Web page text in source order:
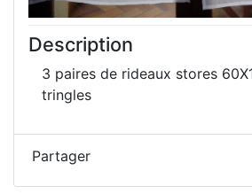
Description
3 paires de rideaux stores
tringles
Partager